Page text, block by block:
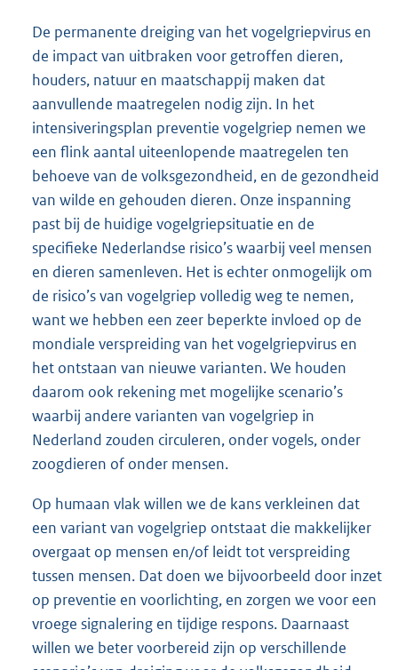
De permanente dreiging van het vogelgriepvirus en
de impact van uitbraken voor getroffen dieren,
houders, natuur en maatschappij maken dat
aanvullende maatregelen nodig zijn. In het
intensiveringsplan preventie vogelgriep nemen we
een flink aantal uiteenlopende maatregelen ten
behoeve van de volksgezondheid, en de gezondheid
van wilde en gehouden dieren. Onze inspanning
past bij de huidige vogelgriepsituatie en de
specifieke Nederlandse risico’s waarbij veel mensen
en dieren samenleven. Het is echter onmogelijk om
de risico’s van vogelgriep volledig weg te nemen,
want we hebben een zeer beperkte invloed op de
mondiale verspreiding van het vogelgriepvirus en
het ontstaan van nieuwe varianten. We houden
daarom ook rekening met mogelijke scenario’s
waarbij andere varianten van vogelgriep in
Nederland zouden circuleren, onder vogels, onder
zoogdieren of onder mensen.
Op humaan vlak willen we de kans verkleinen dat
een variant van vogelgriep ontstaat die makkelijker
overgaat op mensen en/of leidt tot verspreiding
tussen mensen. Dat doen we bijvoorbeeld door inzet
op preventie en voorlichting, en zorgen we voor een
vroege signalering en tijdige respons. Daarnaast
willen we beter voorbereid zijn op verschillende